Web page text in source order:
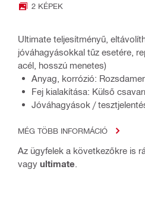
2 KÉPEK
Ultimate teljesítményű,
jóváhagyásokkal tűz esetére,
acél, hosszú menetes)
Anyag, korrózió:
Fej kialakítása: Külső
Jóváhagyások /
MÉG TÖBB INFORMÁCIÓ
Az ügyfelek a következőkre is
vagy ultimate